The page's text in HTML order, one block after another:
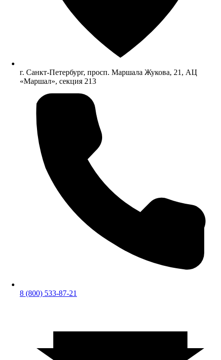
г. Санкт-Петербург, просп. Маршала Жукова, 21, АЦ
«Маршал», секция 213
8 (800) 533-87-21